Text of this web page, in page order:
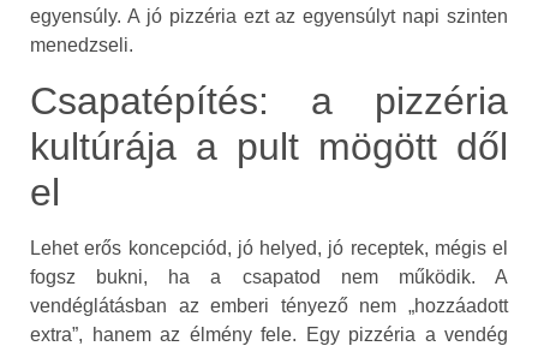
egyensúly. A jó pizzéria ezt az egyensúlyt napi szinten
menedzseli.
Csapatépítés: a pizzéria
kultúrája a pult mögött dől
el
Lehet erős koncepciód, jó helyed, jó receptek, mégis el
fogsz bukni, ha a csapatod nem működik. A
vendéglátásban az emberi tényező nem „hozzáadott
extra”, hanem az élmény fele. Egy pizzéria a vendég